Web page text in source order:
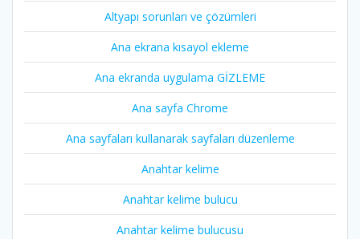
Altyapı sorunları ve çözümleri
Ana ekrana kısayol ekleme
Ana ekranda uygulama GİZLEME
Ana sayfa Chrome
Ana sayfaları kullanarak sayfaları düzenleme
Anahtar kelime
Anahtar kelime bulucu
Anahtar kelime bulucusu